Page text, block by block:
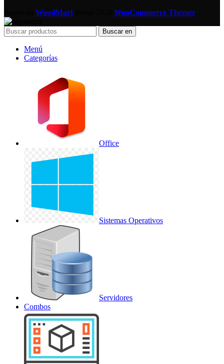
WoodMart WooCommerce Themes
Buscar en
Menú
Categorías
Office
Sistemas Operativos
Servidores
Combos